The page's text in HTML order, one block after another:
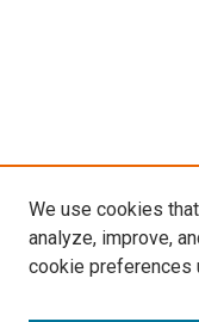
We use cookies
analyze, improve,
cookie preferences